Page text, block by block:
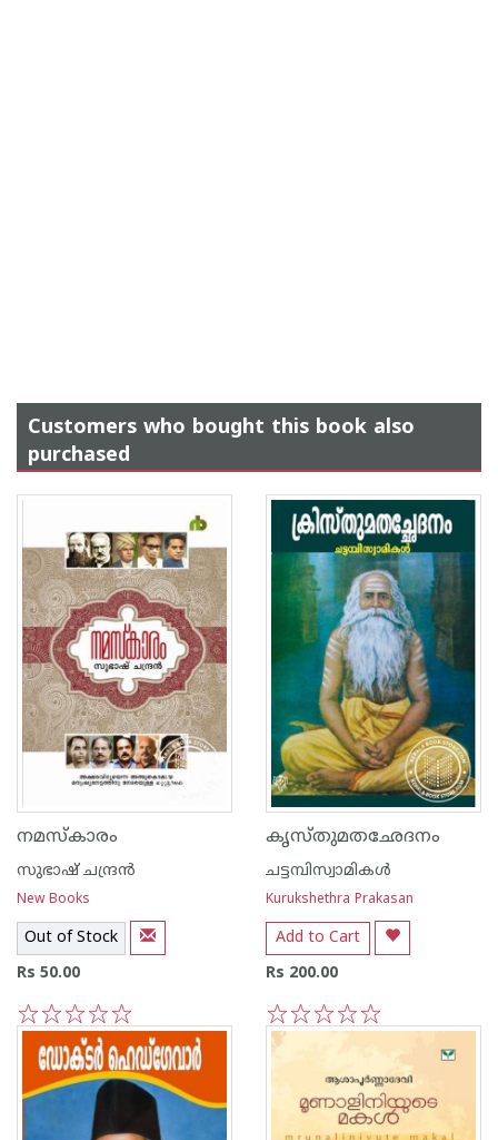
Customers who bought this book also
purchased
നമസ്കാരം
സുഭാഷ് ചന്ദ്രന്‍
New Books
Out of Stock
Rs 50.00
5
4
3
2
1
കൃസ്തുമതഛേദനം
ചട്ടമ്പിസ്വാമികള്‍
Kurukshethra Prakasan
Add to Cart
Rs 200.00
5
4
3
2
1